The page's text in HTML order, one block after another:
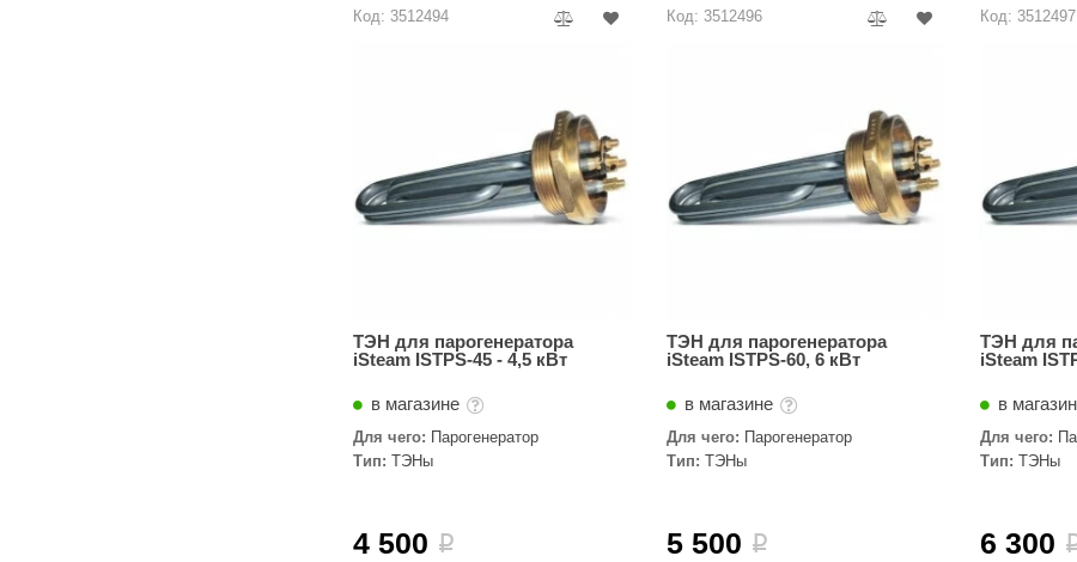
Код: 3512494
ТЭН для парогенератора
iSteam ISTPS-45 - 4,5 кВт
в магазине
Для чего: Парогенератор
Тип: ТЭНы
4 500 i
Код: 3512496
ТЭН для парогенератора
iSteam ISTPS-60, 6 кВт
в магазине
Для чего: Парогенератор
Тип: ТЭНы
5 500 i
Код: 3512497
ТЭН для
iSteam
в
Для чего:
Тип: ТЭНы
6 300